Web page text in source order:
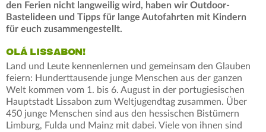
den Ferien nicht langweilig wird, haben wir Outdoor-
Bastelideen und Tipps für lange Autofahrten mit Kindern
für euch zusammengestellt.
OLÁ LISSABON!
Land und Leute kennenlernen und gemeinsam den Glauben
feiern: Hunderttausende junge Menschen aus der ganzen
Welt kommen vom 1. bis 6. August in der portugiesischen
Hauptstadt Lissabon zum Weltjugendtag zusammen. Über
450 junge Menschen sind aus den hessischen Bistümern
Limburg, Fulda und Mainz mit dabei. Viele von ihnen sind